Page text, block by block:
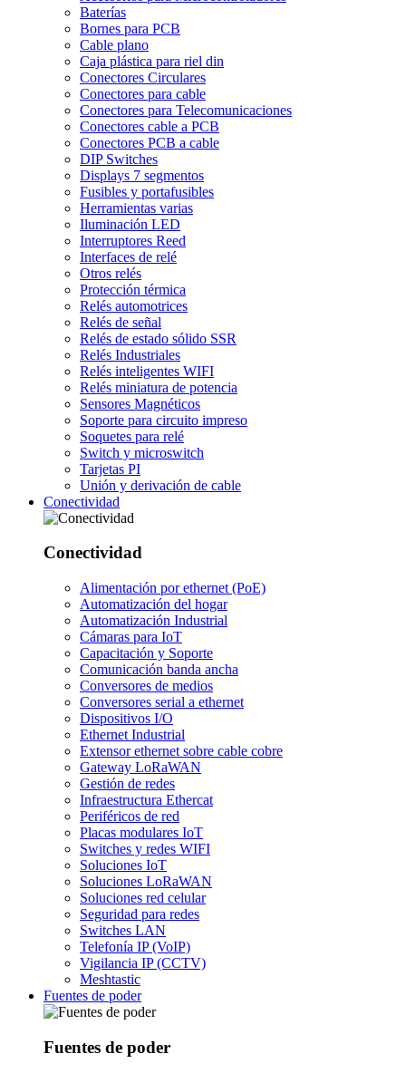
Baterías
Bornes para PCB
Cable plano
Caja plástica para riel din
Conectores Circulares
Conectores para cable
Conectores para Telecomunicaciones
Conectores cable a PCB
Conectores PCB a cable
DIP Switches
Displays 7 segmentos
Fusibles y portafusibles
Herramientas varias
Iluminación LED
Interruptores Reed
Interfaces de relé
Otros relés
Protección térmica
Relés automotrices
Relés de señal
Relés de estado sólido SSR
Relés Industriales
Relés inteligentes WIFI
Relés miniatura de potencia
Sensores Magnéticos
Soporte para circuito impreso
Soquetes para relé
Switch y microswitch
Tarjetas PI
Unión y derivación de cable
Conectividad
Conectividad
Alimentación por ethernet (PoE)
Automatización del hogar
Automatización Industrial
Cámaras para IoT
Capacitación y Soporte
Comunicación banda ancha
Conversores de medios
Conversores serial a ethernet
Dispositivos I/O
Ethernet Industrial
Extensor ethernet sobre cable cobre
Gateway LoRaWAN
Gestión de redes
Infraestructura Ethercat
Periféricos de red
Placas modulares IoT
Switches y redes WIFI
Soluciones IoT
Soluciones LoRaWAN
Soluciones red celular
Seguridad para redes
Switches LAN
Telefonía IP (VoIP)
Vigilancia IP (CCTV)
Meshtastic
Fuentes de poder
Fuentes de poder